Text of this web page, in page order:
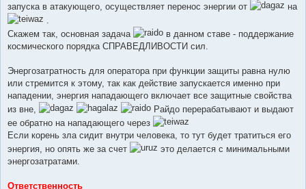
запуска в атакующего, осуществляет перенос энергии от
на
Скажем так, основная задача
в данном ставе - поддержание
космического порядка СПРАВЕДЛИВОСТИ сил.
Энергозатратность для оператора при функции защиты равна нулю
или стремится к этому, так как действие запускается именно при
нападении, энергия нападающего включает все защитные свойства
из вне,
Райдо перерабатывают и выдают
ее обратно на нападающего через
Если корень зла сидит внутри человека, то тут будет тратиться его
энергия, но опять же за счет
это делается с минимальными
энергозатратами.
Ответственность